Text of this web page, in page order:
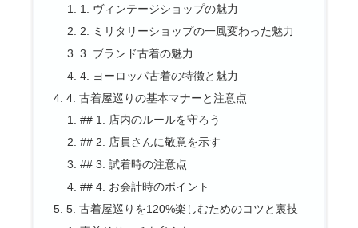
1. ヴィンテージショップの魅力
2. ミリタリーショップの一風変わった魅力
3. ブランド古着の魅力
4. ヨーロッパ古着の特徴と魅力
4. 古着屋巡りの基本マナーと注意点
## 1. 店内のルールを守ろう
## 2. 店員さんに敬意を示す
## 3. 試着時の注意点
## 4. お会計時のポイント
5. 古着屋巡りを120%楽しむためのコツと裏技